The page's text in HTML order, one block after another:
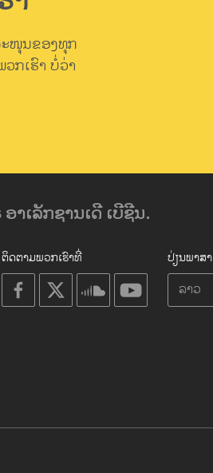
ໜຸນຂອງທຸກ
ກເຮົາ ບໍ່ວ່າ
າເລັກຊານເດີ ເບີຊີນ.
ປ່ຽນພາສາ
ຕິດຕາມພວກເຮົາທີ່
on
facebook
on
on
soundcloud
on
youtube